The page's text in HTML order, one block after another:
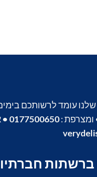
שלנו עומד לרשותכם
ומצרפת :0177500650
•
ברשתות